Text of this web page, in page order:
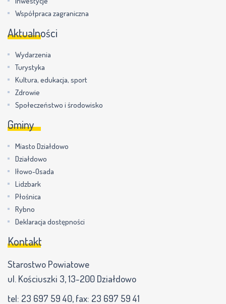
Współpraca zagraniczna
Aktualności
Wydarzenia
Turystyka
Kultura, edukacja, sport
Zdrowie
Społeczeństwo i środowisko
Gminy
Miasto Działdowo
Działdowo
Iłowo-Osada
Lidzbark
Płośnica
Rybno
Deklaracja dostępności
Kontakt
Starostwo Powiatowe
ul. Kościuszki 3, 13-200 Działdowo
tel: 23 697 59 40, fax: 23 697 59 41